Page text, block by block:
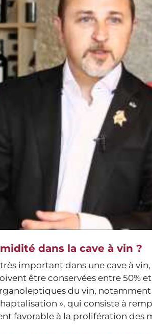
dans la cave à vin ?
important dans une cave à
être conservées entre 50%
du vin,
», qui consiste à
favorable à la prolifération des